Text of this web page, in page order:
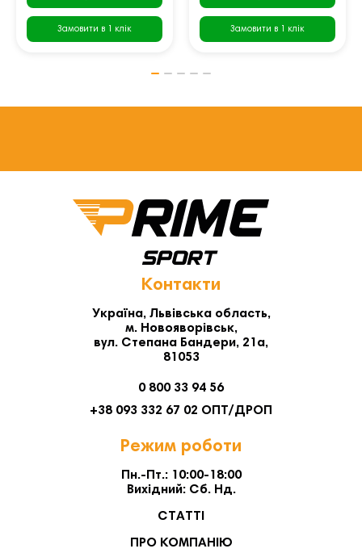
Замовити в 1 клік Замовити в 1 клік
Контакти
Україна, Львівська область,
м. Новояворівськ,
вул. Степана Бандери, 21а,
81053
0 800 33 94 56
+38 093 332 67 02 ОПТ/ДРОП
Режим роботи
Пн.-Пт.: 10:00-18:00
Вихідний: Сб. Нд.
СТАТТІ
ПРО КОМПАНІЮ